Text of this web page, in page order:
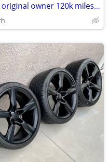
2011 Chevy Camaro ss auto original owner 120k miles all stock